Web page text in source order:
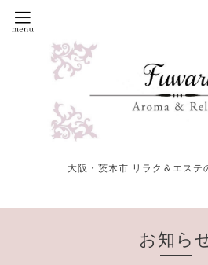
大阪・茨木市 リラク＆エステ
お知ら